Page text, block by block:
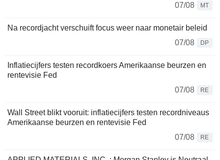
07/08
MT
Na recordjacht verschuift focus weer naar monetair beleid
07/08
DP
Inflatiecijfers testen recordkoers Amerikaanse beurzen en
rentevisie Fed
07/08
RE
Wall Street blikt vooruit: inflatiecijfers testen recordniveaus
Amerikaanse beurzen en rentevisie Fed
07/08
RE